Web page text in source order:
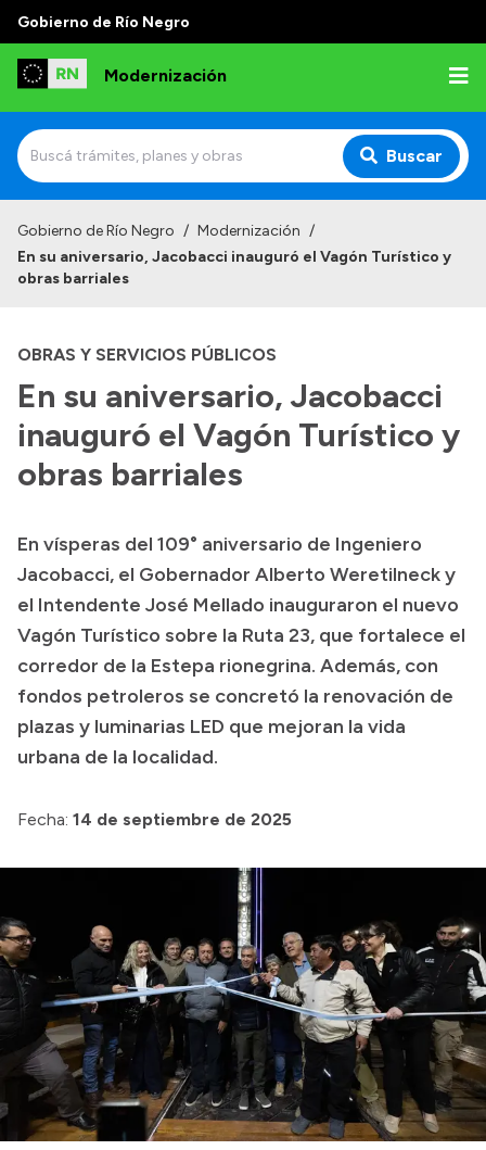
Gobierno de Río Negro
Modernización
Buscar
Institucional
Misión y Visión
Normativa
Transparencia
Boletín Oficial
Compras y licitaciones
Consulta de expedientes
Consulta de pago a proveedores
Convocatorias
Intranet
Gobierno de Río Negro / Modernización /
En su aniversario, Jacobacci inauguró el Vagón Turístico y
obras barriales
OBRAS Y SERVICIOS PÚBLICOS
En su aniversario, Jacobacci
inauguró el Vagón Turístico y
obras barriales
En vísperas del 109° aniversario de Ingeniero
Jacobacci, el Gobernador Alberto Weretilneck y
el Intendente José Mellado inauguraron el nuevo
Vagón Turístico sobre la Ruta 23, que fortalece el
corredor de la Estepa rionegrina. Además, con
fondos petroleros se concretó la renovación de
plazas y luminarias LED que mejoran la vida
urbana de la localidad.
Fecha: 14 de septiembre de 2025